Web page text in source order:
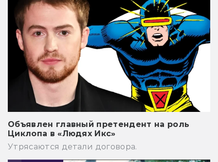
Объявлен главный претендент на роль
Циклопа в «Людях Икс»
Утрясаются детали договора.